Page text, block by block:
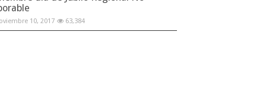
10, 2017 63,384